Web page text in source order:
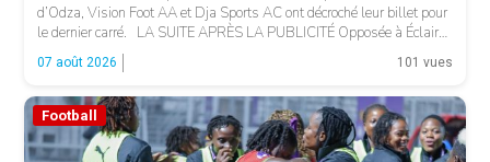
d’Odza, Vision Foot AA et Dja Sports AC ont décroché leur billet pour
le dernier carré. LA SUITE APRÈS LA PUBLICITÉ Opposée à Éclair
FF, Vision Foot a dû patienter jusqu’à la […]
07 août 2026 101 vues
Football